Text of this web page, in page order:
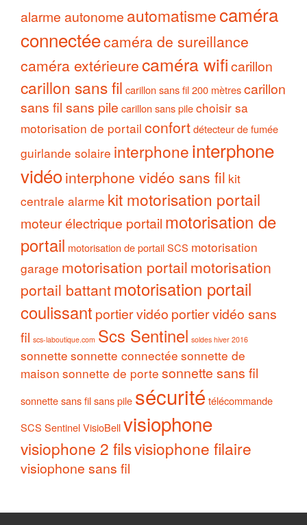
alarme autonome automatismecaméra
connectéecaméra de sureillance
caméra extérieurecaméra wificarillon
carillon sans fil carillon sans fil 200 mètrescarillon
sans fil sans pile carillon sans pilechoisir sa
motorisation de portail confortdétecteur de fumée
guirlande solaire interphoneinterphone
vidéointerphone vidéo sans fil kit
centrale alarme kit motorisation portail
moteur électrique portail motorisation de
portail motorisation de portail SCS motorisation
garage motorisation portail motorisation
portail battantmotorisation portail
coulissant portier vidéo portier vidéo sans
fil scs-laboutique.com Scs Sentinel soldes hiver 2016
sonnette sonnette connectée sonnette de
maison sonnette de porte sonnette sans fil
sonnette sans fil sans pile sécurité télécommande
SCS SentinelVisioBellvisiophone
visiophone 2 filsvisiophone filaire
visiophone sans fil